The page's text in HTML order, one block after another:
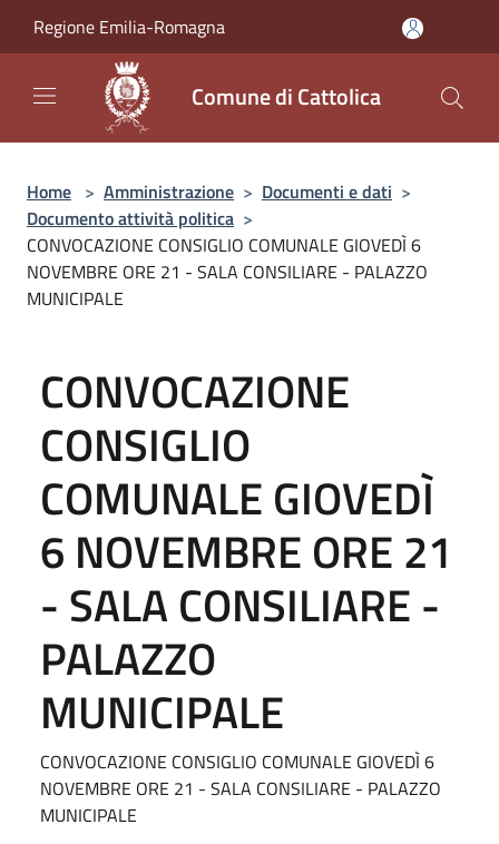
Regione Emilia-Romagna
Comune di Cattolica
Home > Amministrazione > Documenti e dati >
Documento attività politica >
CONVOCAZIONE CONSIGLIO COMUNALE GIOVEDÌ 6
NOVEMBRE ORE 21 - SALA CONSILIARE - PALAZZO
MUNICIPALE
CONVOCAZIONE
CONSIGLIO
COMUNALE GIOVEDÌ
6 NOVEMBRE ORE 21
- SALA CONSILIARE -
PALAZZO
MUNICIPALE
CONVOCAZIONE CONSIGLIO COMUNALE GIOVEDÌ 6
NOVEMBRE ORE 21 - SALA CONSILIARE - PALAZZO
MUNICIPALE